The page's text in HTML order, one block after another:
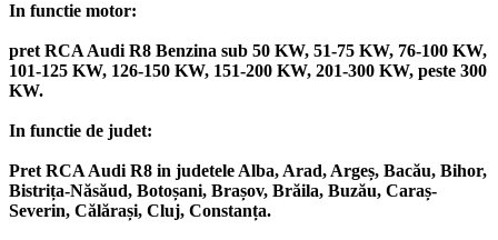
In functie motor:
pret RCA Audi R8 Benzina sub 50 KW, 51-75 KW, 76-100 KW,
101-125 KW, 126-150 KW, 151-200 KW, 201-300 KW, peste 300
KW.
In functie de judet:
Pret RCA Audi R8 in judetele Alba, Arad, Argeș, Bacău, Bihor,
Bistrița-Năsăud, Botoșani, Brașov, Brăila, Buzău, Caraș-
Severin, Călărași, Cluj, Constanța.